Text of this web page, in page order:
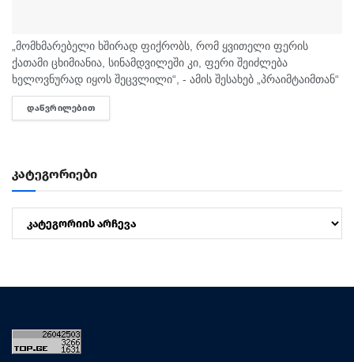
„მომხმარებელი ხშირად ფიქრობს, რომ ყვითელი ფერის
ქათამი ცხიმიანია, სინამდვილეში კი, ფერი შეიძლება
ხელოვნურად იყოს შეცვლილი“, - ამის შესახებ „პრაიმტაიმთან“
სურსათის უვნებლობის სპეციალისტი, ირაკლი არაბული
საუბრობს. „ბაზარი ითხოვს, რომ ქათამი იყოს...
ᲓᲐᲬᲕᲠᲘᲚᲔᲑᲘᲗ
კატეგორიები